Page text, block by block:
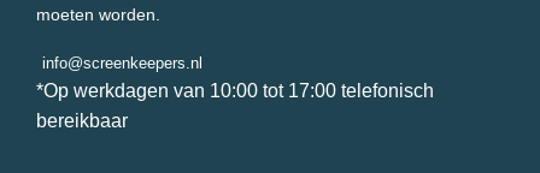
moeten worden.
info@screenkeepers.nl
*Op werkdagen van 10:00 tot 17:00 telefonisch
bereikbaar